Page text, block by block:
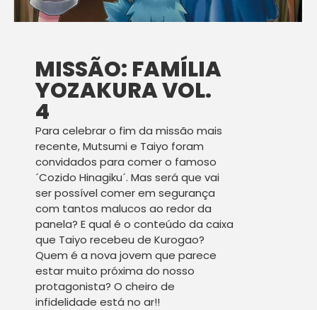
MISSÃO: FAMÍLIA
YOZAKURA VOL.
4
Para celebrar o fim da missão mais
recente, Mutsumi e Taiyo foram
convidados para comer o famoso
´Cozido Hinagiku´. Mas será que vai
ser possível comer em segurança
com tantos malucos ao redor da
panela? E qual é o conteúdo da caixa
que Taiyo recebeu de Kurogao?
Quem é a nova jovem que parece
estar muito próxima do nosso
protagonista? O cheiro de
infidelidade está no ar!!